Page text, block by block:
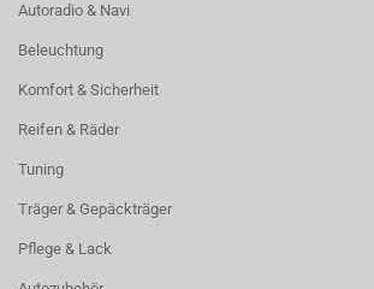
Autoradio & Navi
Beleuchtung
Komfort & Sicherheit
Reifen & Räder
Tuning
Träger & Gepäckträger
Pflege & Lack